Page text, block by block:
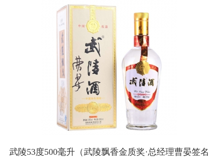
武陵53度500毫升（武陵飘香金质奖·总经理曹晏签名